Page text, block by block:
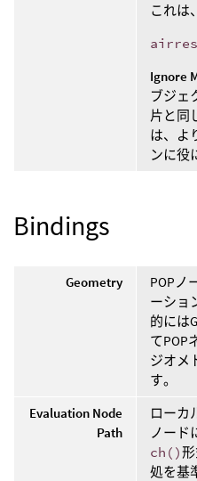
これは
Ignore
ブジェ
片と同
は、よ
ンに役
Bindings
Geometry
POPノ
ーショ
的には
てPOP
ジオメ
す。
Evaluation Node
Path
ローカ
ノード
ch()
処を基